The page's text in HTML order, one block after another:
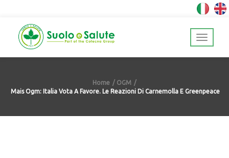
Home
OGM
Mais Ogm: Italia Vota A Favore. Le Reazioni Di Carnemolla E Greenpeace